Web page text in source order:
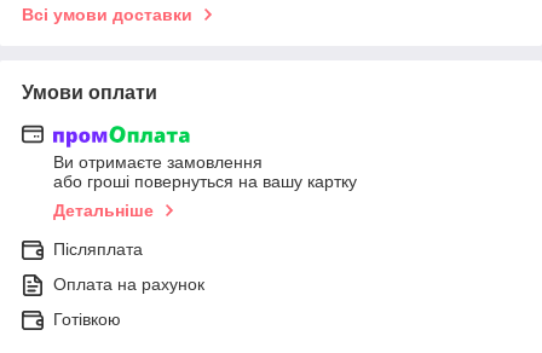
Всі умови доставки
Умови оплати
Ви отримаєте замовлення
або гроші повернуться на вашу картку
Детальніше
Післяплата
Оплата на рахунок
Готівкою